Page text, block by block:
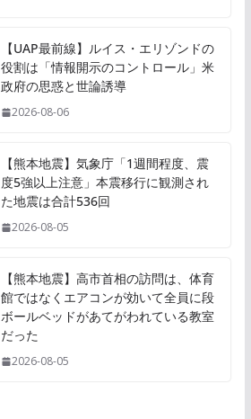
【UAP最前線】ルイス・エリゾンドの
役割は「情報開示のコントロール」米
政府の思惑と世論誘導
2026-08-06
【熊本地震】気象庁「1週間程度、震
度5強以上注意」本震移行に観測され
た地震は合計536回
2026-08-05
【熊本地震】高市首相の訪問は、体育
館ではなくエアコンが効いて全員に段
ボールベッドがあてがわれている教室
だった
2026-08-05